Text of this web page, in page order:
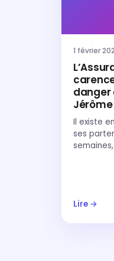
1 février
danger
Jérôme
Il existe
ses
Lire →